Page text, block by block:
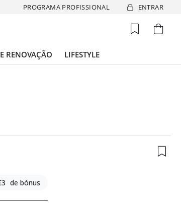
PROGRAMA PROFISSIONAL ENTRAR
RENOVAÇÃO LIFESTYLE
de bónus